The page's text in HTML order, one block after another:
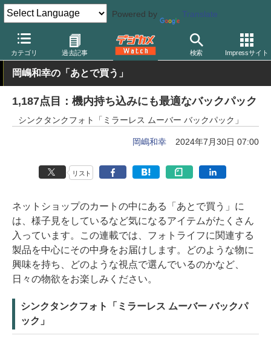
Powered by Translate
カテゴリ 過去記事 検索 Impressサイト
デジカメ Watch 撮影用品 カメラバッグ シンクタンクフォト
岡嶋和幸の「あとで買う」
1,187点目：機内持ち込みにも最適なバックパック
シンクタンクフォト「ミラーレス ムーバー バックパック」
岡嶋和幸 2024年7月30日 07:00
リスト
ネットショップのカートの中にある「あとで買う」に
は、様子見をしているなど気になるアイテムがたくさん
入っています。この連載では、フォトライフに関連する
製品を中心にその中身をお届けします。どのような物に
興味を持ち、どのような視点で選んでいるのかなど、
日々の物欲をお楽しみください。
シンクタンクフォト「ミラーレス ムーバー バックパ
ック」